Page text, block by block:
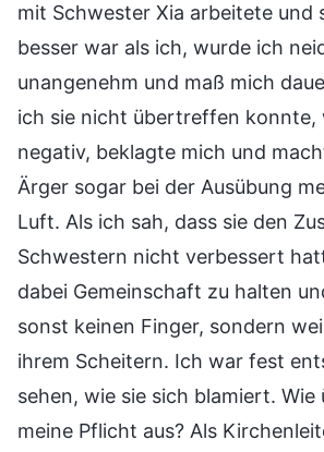
mit Schwester Xia arbeitete und
besser war als ich, wurde ich
unangenehm und maß mich
ich sie nicht übertreffen konnte,
negativ, beklagte mich und
Ärger sogar bei der Ausübung
Luft. Als ich sah, dass sie den
Schwestern nicht verbessert
dabei Gemeinschaft zu halten
sonst keinen Finger, sondern
ihrem Scheitern. Ich war fest
sehen, wie sie sich blamiert.
meine Pflicht aus? Als